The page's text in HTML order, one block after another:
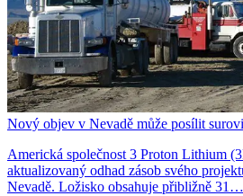
Nový objev v Nevadě může posílit
Americká společnost 3 Proton Lithium
aktualizovaný odhad zásob svého
Nevadě. Ložisko obsahuje přibližně 31…